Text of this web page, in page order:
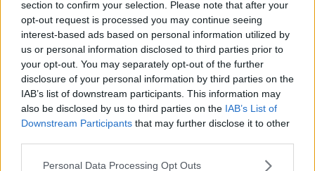
section to confirm your selection. Please note that after your
opt-out request is processed you may continue seeing
interest-based ads based on personal information utilized by
us or personal information disclosed to third parties prior to
your opt-out. You may separately opt-out of the further
disclosure of your personal information by third parties on the
IAB’s list of downstream participants. This information may
also be disclosed by us to third parties on the IAB’s List of
Downstream Participants that may further disclose it to other
Personal Data Processing Opt Outs
Johnson, da Trump a Biden alla Brexit
L'AUKUS e il Quad
Biden, primo presidente USA non in guerra
Papa Bergoglio vedrà Viktor Orbán
Bennet, un giorno in attesa di Biden
Il ritorno dei talebani
​La lenta agonia del Libano
Sudafrica, è allarme alimentare
Usa di nuovo al centro della geopolitica internazionale
L’appuntamento di Israele con il cambiamento